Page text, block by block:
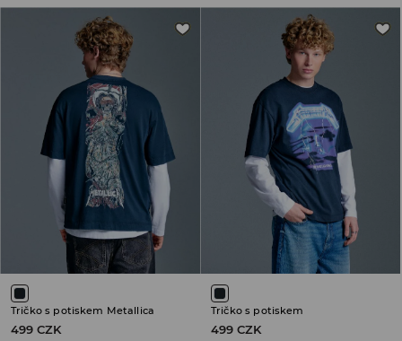
Tričko s potiskem Metallica
499 CZK
Tričko s potiskem
499 CZK